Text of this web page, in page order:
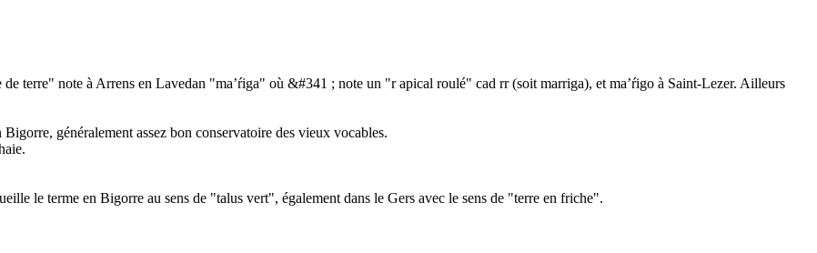
de terre" note à Arrens en Lavedan "ma’ŕiga" où &#341 ; note un "r apical roulé" cad rr (soit marriga), et ma’ŕigo à Saint-Lezer. Ailleurs
généralement assez bon conservatoire des vieux vocables.
le terme en Bigorre au sens de "talus vert", également dans le Gers avec le sens de "terre en friche".